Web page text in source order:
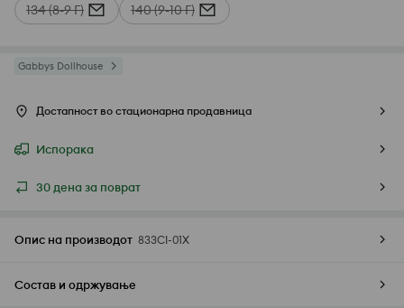
134 (8-9 Г)
140 (9-10 Г)
Gabbys Dollhouse
Достапност во стационарна продавница
Испорака
30 дена за поврат
Опис на производот 833CI-01X
Состав и одржување